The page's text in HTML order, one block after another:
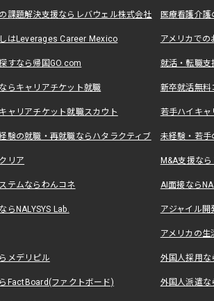
課題解決支援ならレバウェル株式会社 医療看護介
はLeverages Career Mexico アメリカで
すなら帰国GO.com 就活・転職
らキャリアチケット就職 新卒就活無料
ャリアチケット就職スカウト 若手ハイキ
験の就職・再就職ならハタラクティブ 未経験・若手
リア M&A支援な
テムならわんコネ AI面接なら
らNALYSYS Lab. アジャイル
アメリカの
メデリピル 外国人採用
FactBoard(ファクトボード) 外国人派遣な